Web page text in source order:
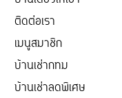
ติดต่อเรา
เมนูสมาชิก
บ้านเช่ากทม
บ้านเช่าลดพิเศษ